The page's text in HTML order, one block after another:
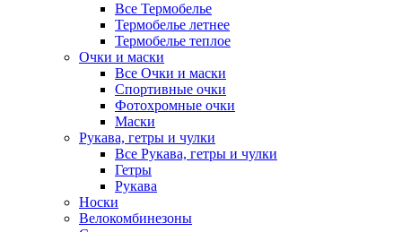
Все Термобелье
Термобелье летнее
Термобелье теплое
Очки и маски
Все Очки и маски
Спортивные очки
Фотохромные очки
Маски
Рукава, гетры и чулки
Все Рукава, гетры и чулки
Гетры
Рукава
Носки
Велокомбинезоны